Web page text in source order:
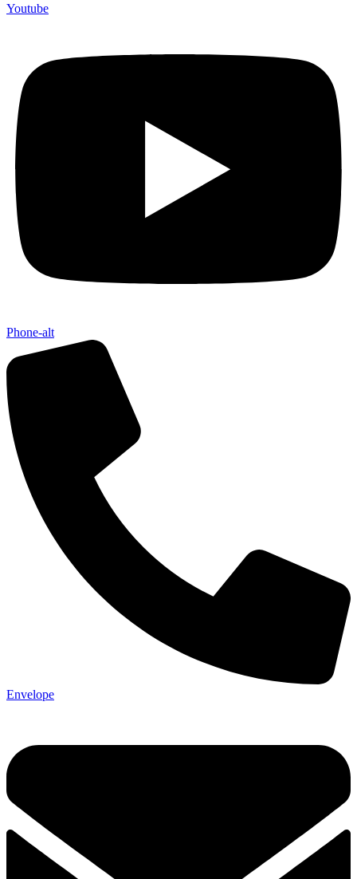
Youtube
Phone-alt
Envelope